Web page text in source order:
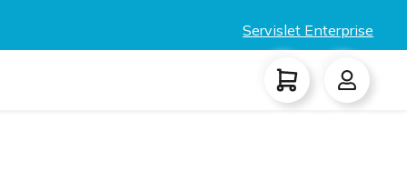
Servislet Enterprise